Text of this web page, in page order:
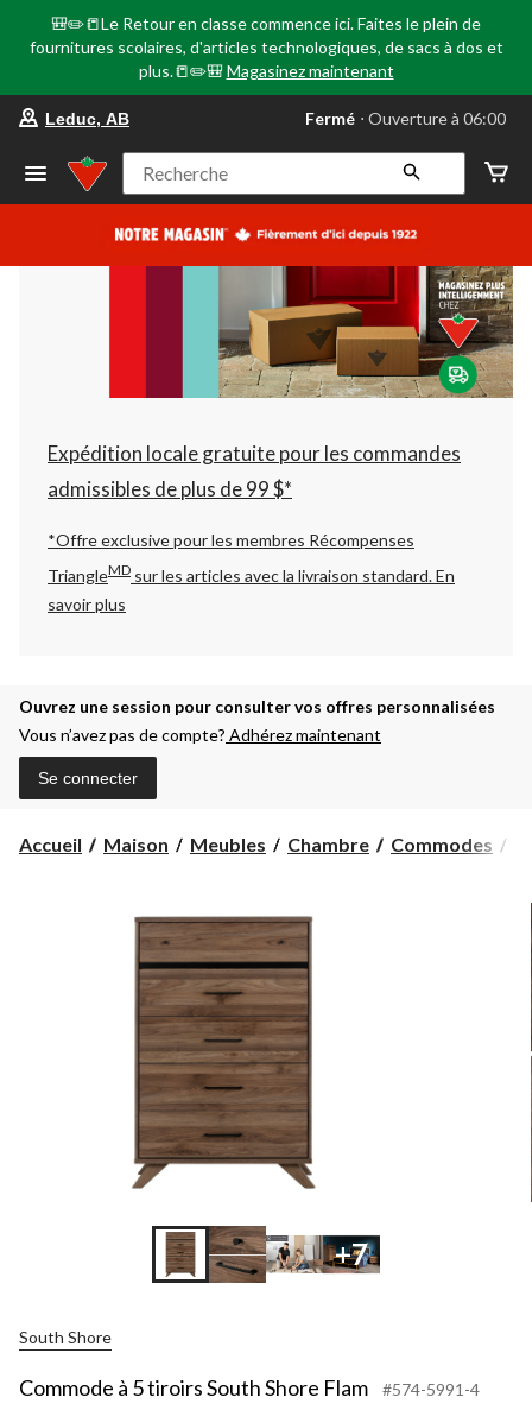
🎒✏️📒Le Retour en classe commence ici. Faites le plein de
fournitures scolaires, d'articles technologiques, de sacs à dos et
plus.📒✏️🎒 Magasinez maintenant
votre
préféré
Leduc,
AB,
courament
Ouverture
à
06:00
cliquer
pour
changer
Leduc, AB Fermé ⋅ Ouverture à 06:00
Recherche
Expédition locale gratuite pour les commandes
admissibles de plus de 99 $*
*Offre exclusive pour les membres Récompenses
TriangleMD sur les articles avec la livraison standard.En
savoir plus
Ouvrez une session pour consulter vos offres personnalisées
Vous n’avez pas de compte? Adhérez maintenant
Se connecter
Accueil Maison Meubles Chambre Commodes
+7
South Shore
Commode à 5 tiroirs South Shore Flam #574-5991-4